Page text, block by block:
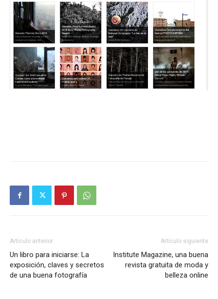
Artículo anterior
Un libro para iniciarse: La
exposición, claves y secretos
de una buena fotografía
Artículo siguiente
Institute Magazine, una buena
revista gratuita de moda y
belleza online